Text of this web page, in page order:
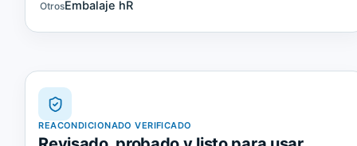
OtrosEmbalaje hR
REACONDICIONADO VERIFICADO